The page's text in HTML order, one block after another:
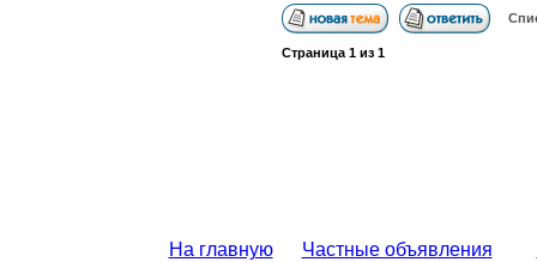
Страница 1из 1
На главную Частные объявления